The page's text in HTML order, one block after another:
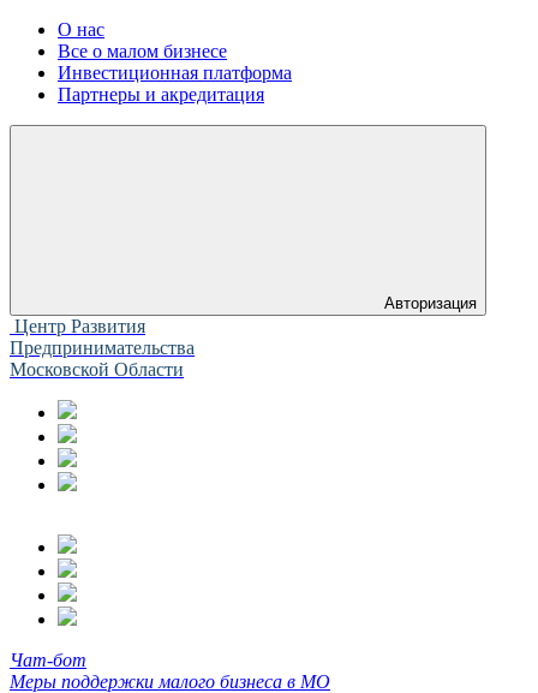
О нас
Все о малом бизнесе
Инвестиционная платформа
Партнеры и акредитация
Авторизация
Центр Развития
Предпринимательства
Московской Области
Чат-бот
Меры поддержки малого бизнеса в МО